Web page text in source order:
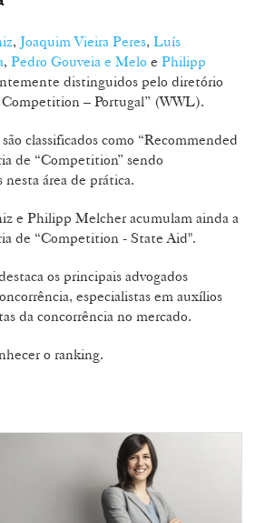
, Joaquim Vieira Peres, Luís
, Pedro Gouveia e Melo e Philipp
distinguidos pelo diretório
Competition – Portugal” (WWL).
classificados como “Recommended
de “Competition” sendo
nesta área de prática.
e Philipp Melcher acumulam ainda a
de “Competition - State Aid".
os principais advogados
especialistas em auxílios
da concorrência no mercado.
o ranking.